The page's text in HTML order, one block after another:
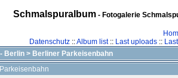
Schmalspuralbum- Fotogalerie
Datenschutz::Album list:: Last uploads::
Berlin > Berliner Parkeisenbahn